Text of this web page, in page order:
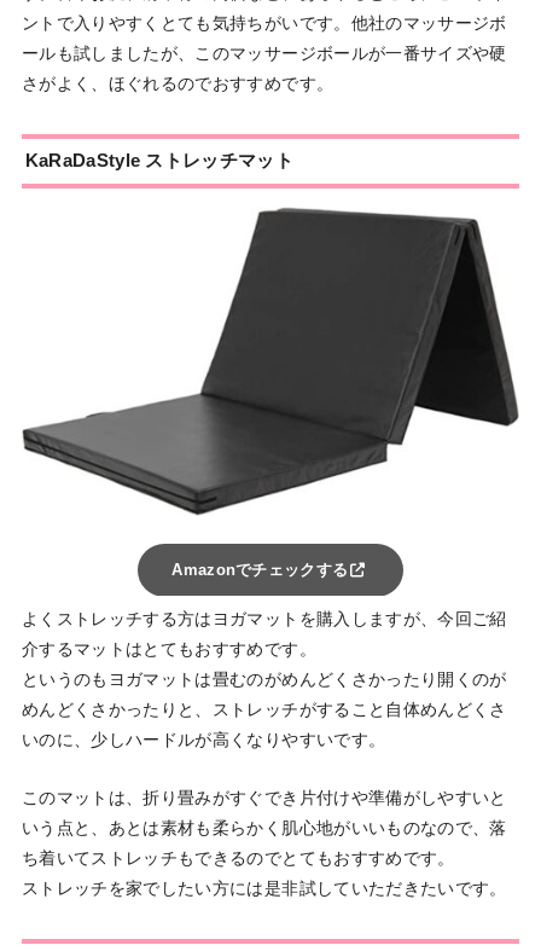
ントで入りやすくとても気持ちがいです。他社のマッサージボ
ールも試しましたが、このマッサージボールが一番サイズや硬
さがよく、ほぐれるのでおすすめです。
KaRaDaStyle ストレッチマット
Amazonでチェックする
よくストレッチする方はヨガマットを購入しますが、今回ご紹
介するマットはとてもおすすめです。
というのもヨガマットは畳むのがめんどくさかったり開くのが
めんどくさかったりと、ストレッチがすること自体めんどくさ
いのに、少しハードルが高くなりやすいです。
このマットは、折り畳みがすぐでき片付けや準備がしやすいと
いう点と、あとは素材も柔らかく肌心地がいいものなので、落
ち着いてストレッチもできるのでとてもおすすめです。
ストレッチを家でしたい方には是非試していただきたいです。